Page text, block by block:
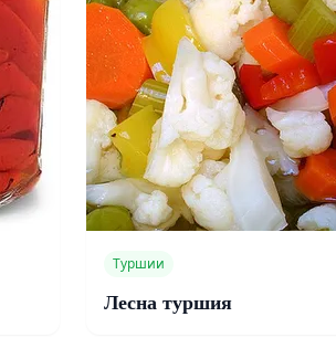
Туршии
Лесна туршия